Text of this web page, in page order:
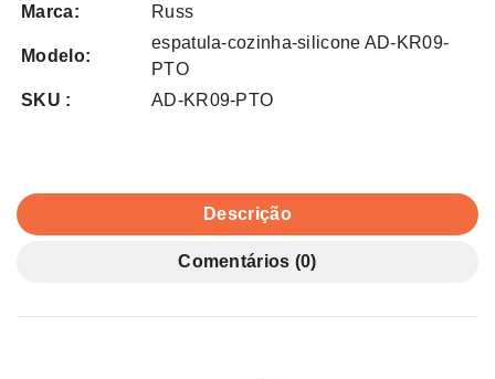
Marca: Russ
Modelo:
espatula-cozinha-silicone AD-KR09-
PTO
SKU :
AD-KR09-PTO
Descrição
Comentários (0)